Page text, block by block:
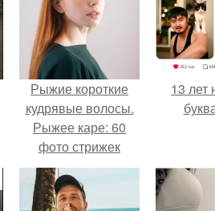
Рыжие короткие
кудрявые волосы.
Рыжее каре: 60
фото стрижек
модных вариантов
13 лет